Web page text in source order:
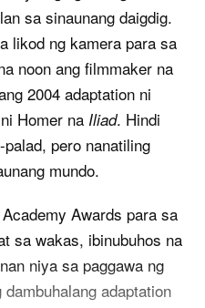
sa sinaunang daigdig.
likod ng kamera para sa
noon ang filmmaker na
2004 adaptation ni
Homer na Iliad. Hindi
pero nanatiling
mundo.
Awards para sa
sa wakas, ibinubuhos na
niya sa paggawa ng
adaptation